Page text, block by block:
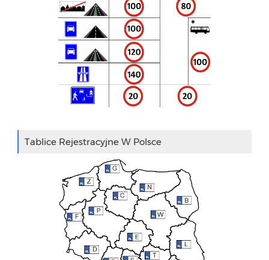
Tablice Rejestracyjne W Polsce